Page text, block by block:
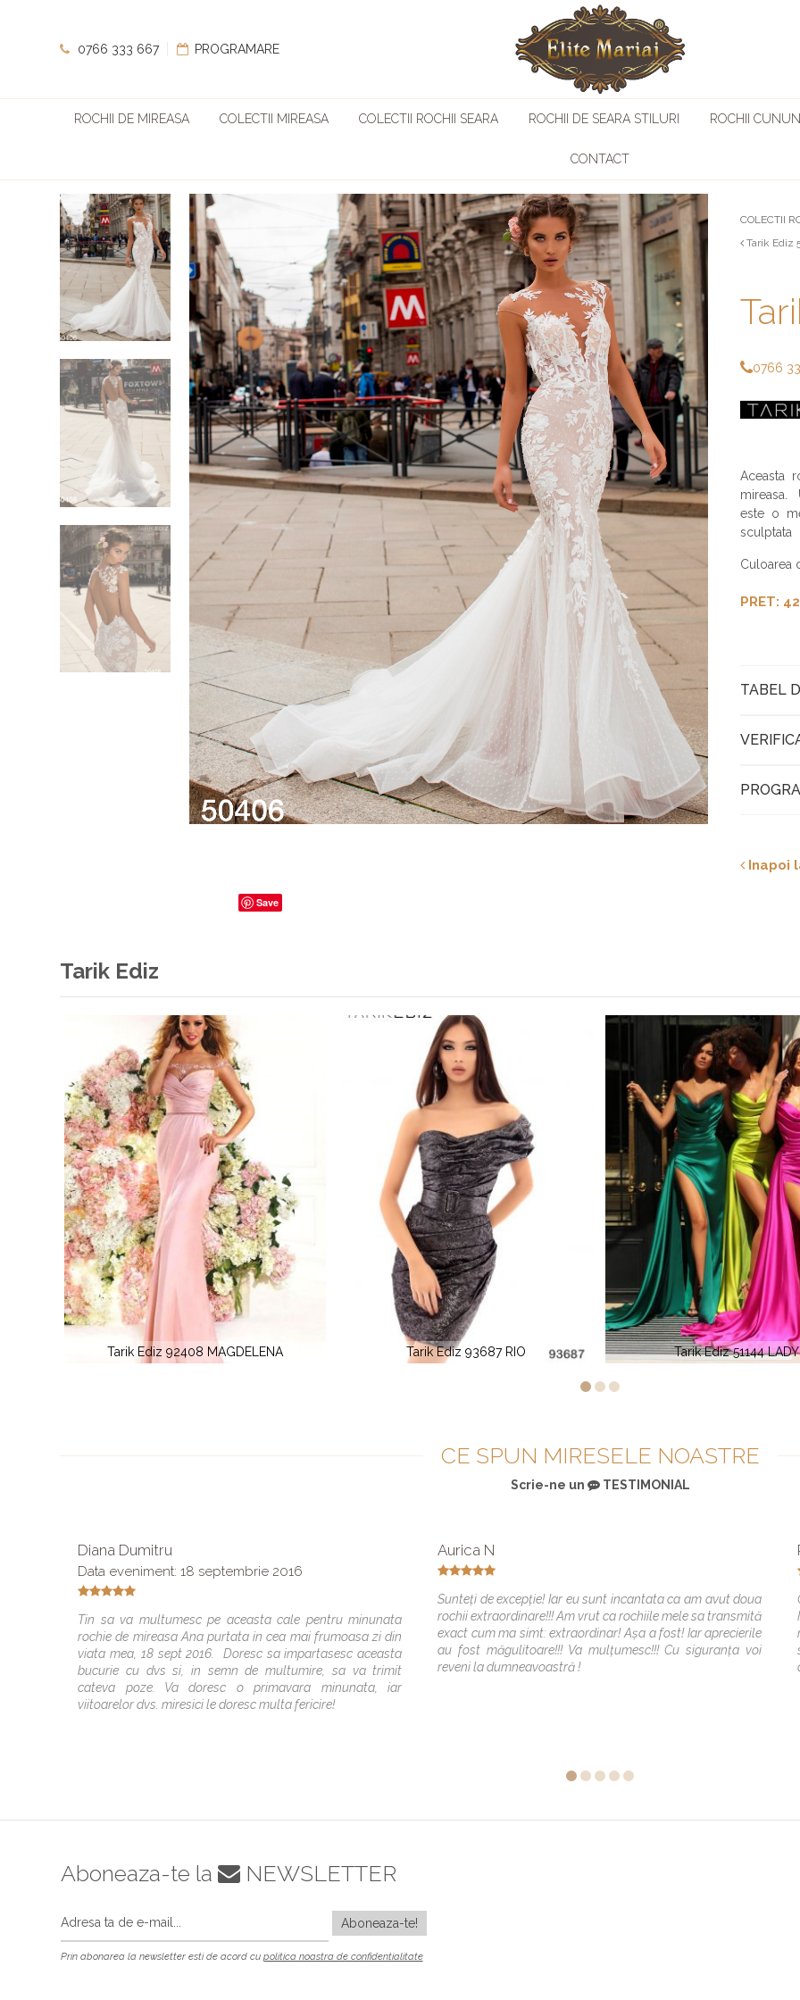
0766 333 667 PROGRAMARE
ROCHII DE MIREASA COLECTII MIREASA COLECTII ROCHII SEARA ROCHII DE SEARA STILURI ROCHII
CONTACT
COLECTII
Tarik Ediz
0766
Aceasta
mireasa.
este o
sculptata
Culoarea
PRET:
TABEL
Inapoi
Save
Tarik Ediz
Tarik Ediz 93687 RIO Tarik Ediz 51144 LADY Tarik Ediz 92661
CE SPUN MIRESELE NOASTRE
Scrie-ne un TESTIMONIAL
Diana Dumitru
Data eveniment: 18 septembrie 2016
Tin sa va multumesc pe aceasta cale pentru minunata
rochie de mireasa Ana purtata in cea mai frumoasa zi din
viata mea, 18 sept 2016. Doresc sa impartasesc aceasta
bucurie cu dvs si, in semn de multumire, sa va trimit
cateva poze. Va doresc o primavara minunata, iar
viitoarelor dvs. miresici le doresc multa fericire!
Aurica N
Sunteți de excepție! Iar eu sunt incantata ca am avut doua
rochii extraordinare!!! Am vrut ca rochiile mele sa transmită
exact cum ma simt: extraordinar! Așa a fost! Iar aprecierile
au fost măgulitoare!!! Va mulțumesc!!! Cu siguranța voi
reveni la dumneavoastră !
Aboneaza-te la NEWSLETTER
Prin abonarea la newsletter esti de acord cu politica noastra de confidentialitate